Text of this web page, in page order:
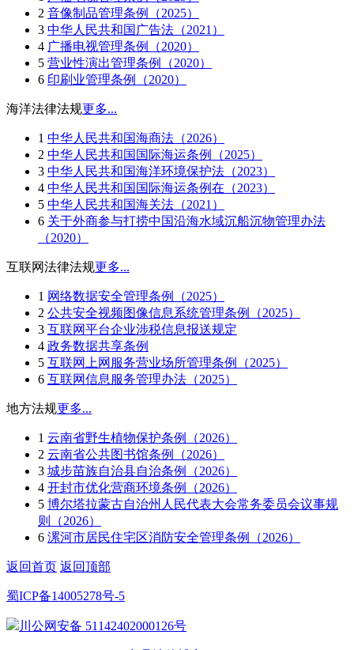
2 音像制品管理条例（2025）
3 中华人民共和国广告法（2021）
4 广播电视管理条例（2020）
5 营业性演出管理条例（2020）
6 印刷业管理条例（2020）
海洋法律法规更多...
1 中华人民共和国海商法（2026）
2 中华人民共和国国际海运条例（2025）
3 中华人民共和国海洋环境保护法（2023）
4 中华人民共和国国际海运条例在（2023）
5 中华人民共和国海关法（2021）
6 关于外商参与打捞中国沿海水域沉船沉物管理办法
（2020）
互联网法律法规更多...
1 网络数据安全管理条例（2025）
2 公共安全视频图像信息系统管理条例（2025）
3 互联网平台企业涉税信息报送规定
4 政务数据共享条例
5 互联网上网服务营业场所管理条例（2025）
6 互联网信息服务管理办法（2025）
地方法规更多...
1 云南省野生植物保护条例（2026）
2 云南省公共图书馆条例（2026）
3 城步苗族自治县自治条例（2026）
4 开封市优化营商环境条例（2026）
5 博尔塔拉蒙古自治州人民代表大会常务委员会议事规
则（2026）
6 漯河市居民住宅区消防安全管理条例（2026）
返回首页 返回顶部
蜀ICP备14005278号-5
川公网安备 51142402000126号